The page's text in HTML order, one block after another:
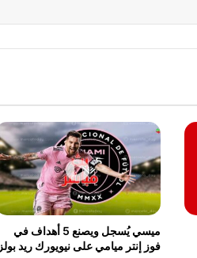
ميسي يُسجل ويصنع 5 أهداف في
فوز إنتر ميامي على نيويورك ريد بولز